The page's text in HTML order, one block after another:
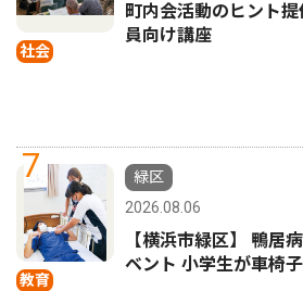
社会
町内会活動のヒント
員向け講座
7
教育
緑区
2026.08.06
【横浜市緑区】 鴨居
ベント 小学生が車椅